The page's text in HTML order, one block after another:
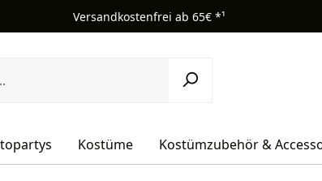
Versandkostenfrei ab 65€ *¹
Kostüme Kostümzubehör &